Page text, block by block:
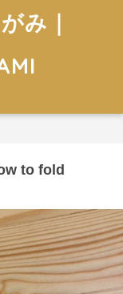
み｜
to fold